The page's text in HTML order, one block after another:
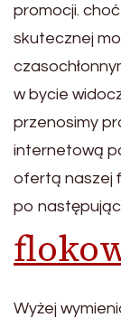
promocji.
skutecznej
w bycie
przenosimy
internetową
ofertą naszej
po
Wyżej